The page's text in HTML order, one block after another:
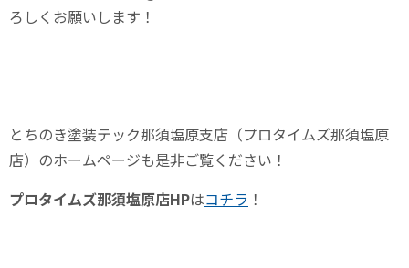
ろしくお願いします！
とちのき塗装テック那須塩原支店（プロタイムズ那須塩原
店）のホームページも是非ご覧ください！
プロタイムズ那須塩原店HPはコチラ ！